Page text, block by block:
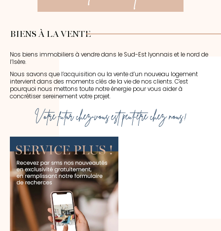
BIENS À LA VENTE
Nos biens immobiliers à vendre dans le Sud-Est lyonnais et le nord de
l’Isère.
Nous savons que l’acquisition ou la vente d’un nouveau logement
intervient dans des moments clés de la vie de nos clients. C’est
pourquoi nous mettons toute notre énergie pour vous aider à
concrétiser sereinement votre projet.
Votre futur chez-vous est peut-être chez nous !